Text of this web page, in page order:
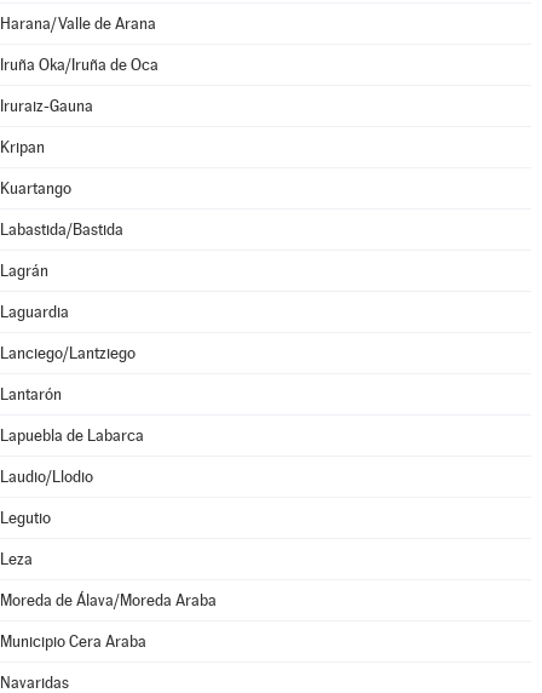
Harana/Valle de Arana
Iruña Oka/Iruña de Oca
Iruraiz-Gauna
Kripan
Kuartango
Labastida/Bastida
Lagrán
Laguardia
Lanciego/Lantziego
Lantarón
Lapuebla de Labarca
Laudio/Llodio
Legutio
Leza
Moreda de Álava/Moreda Araba
Municipio Cera Araba
Navaridas